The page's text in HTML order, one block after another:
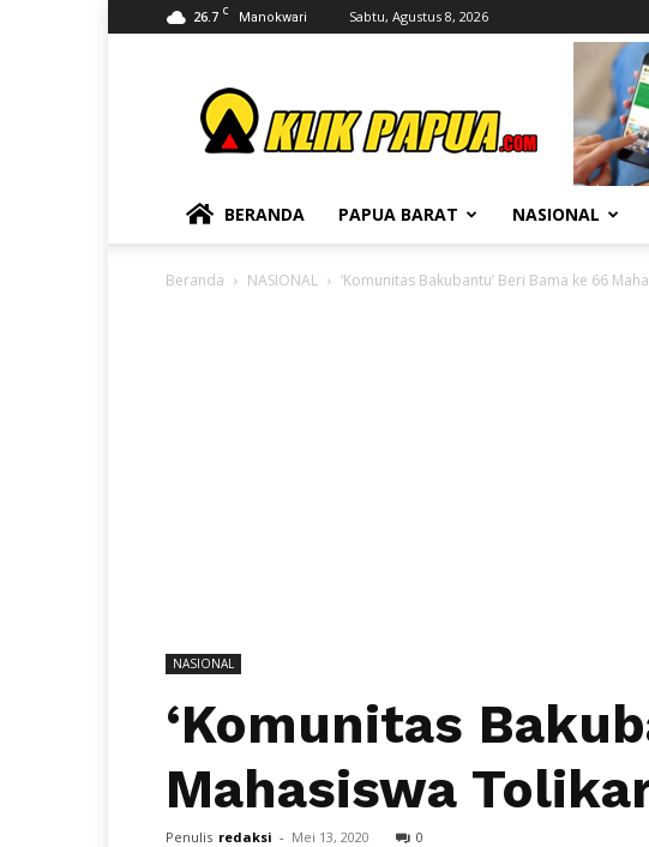
26.7 C Manokwari Sabtu, Agustus 8, 2026
BERANDA PAPUA BARAT NASIONAL
Beranda NASIONAL ‘Komunitas Bakubantu’ Beri Bama ke 66
NASIONAL
‘Komunitas
Mahasiswa
Penulis redaksi - Mei 13, 2020 0